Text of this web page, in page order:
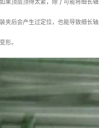
果顶层顶得太紧，除了可能将细长
夹后会产生过定位，也能导致细长
形。